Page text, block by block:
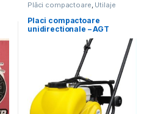
Plăci compactoare, Utilaje
Placi compactoare
unidirectionale – AGT
PCL100 GX160 cu pad pt.
pavele, rezervor de apa si
roti ptr transport